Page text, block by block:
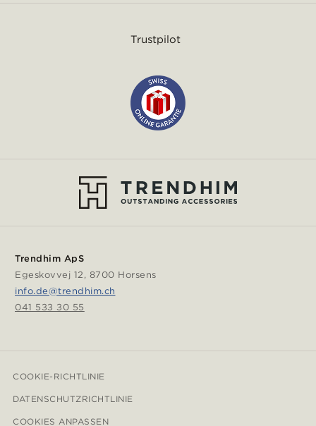
Trustpilot
Trendhim ApS
Egeskovvej 12, 8700 Horsens
info.de@trendhim.ch
041 533 30 55
COOKIE-RICHTLINIE
DATENSCHUTZRICHTLINIE
COOKIES ANPASSEN